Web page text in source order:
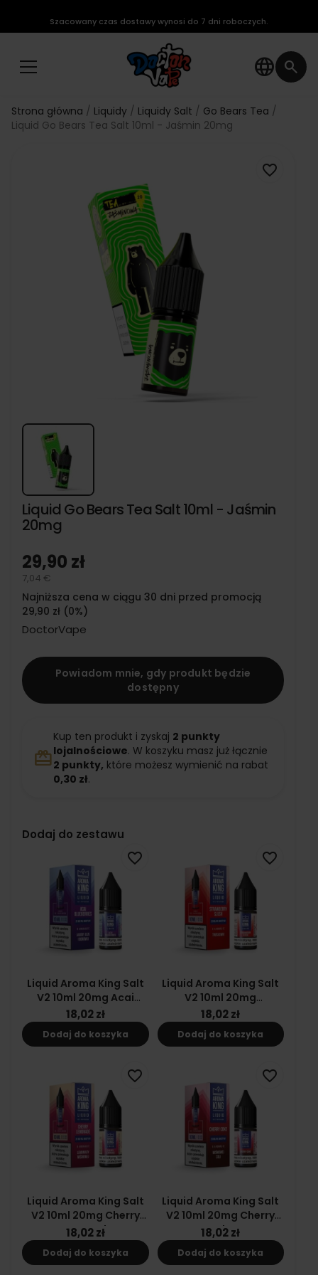
language search
Szacowany czas dostawy wynosi do 7 dni roboczych.
Strona główna Liquidy Liquidy Salt
Go Bears Tea
Liquid Go Bears Tea Salt 10ml - Jaśmin 20mg
favorite_border
Liquid Go Bears Tea Salt 10ml - Jaśmin
20mg
29,90 zł
7,04 €
Najniższa cena w ciągu 30 dni przed promocją
29,90 zł (0%)
DoctorVape
Powiadom mnie, gdy produkt będzie
dostępny
redeem
Kup ten produkt i zyskaj 2 punkty
lojalnościowe. W koszyku masz już łącznie
2 punkty, które możesz wymienić na rabat
0,30 zł.
Dodaj do zestawu
Liquid Aroma King Salt
V2 10ml 20mg Acai
Blueberries
18,02 zł
Dodaj do koszyka
favorite_border
Liquid Aroma King Salt
V2 10ml 20mg
Strawberry Slush
18,02 zł
Dodaj do koszyka
favorite_border
Liquid Aroma King Salt
V2 10ml 20mg Cherry
Lemonade
18,02 zł
Dodaj do koszyka
favorite_border
Liquid Aroma King Salt
V2 10ml 20mg Cherry
Coke
18,02 zł
Dodaj do koszyka
favorite_border